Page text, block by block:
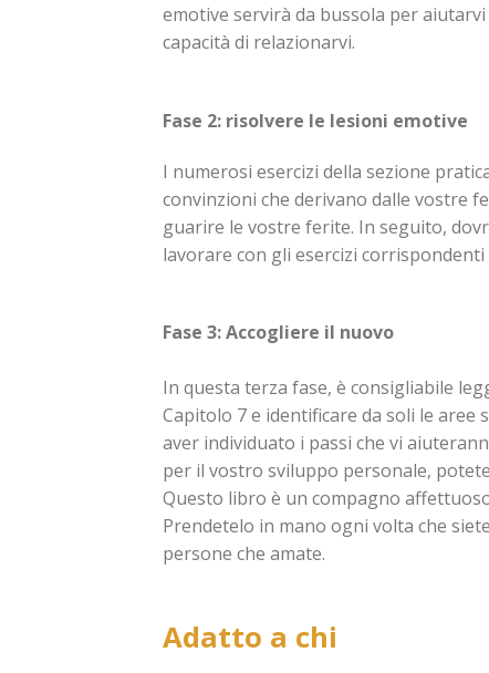
emotive servirà da bussola per
capacità di relazionarvi.
Fase 2: risolvere le lesioni emotive
I numerosi esercizi della sezione
convinzioni che derivano dalle vostre
guarire le vostre ferite. In seguito,
lavorare con gli esercizi
Fase 3: Accogliere il nuovo
In questa terza fase, è consigliabile
Capitolo 7 e identificare da soli le aree
aver individuato i passi che vi
per il vostro sviluppo personale,
Questo libro è un compagno
Prendetelo in mano ogni volta che
persone che amate.
Adatto a chi